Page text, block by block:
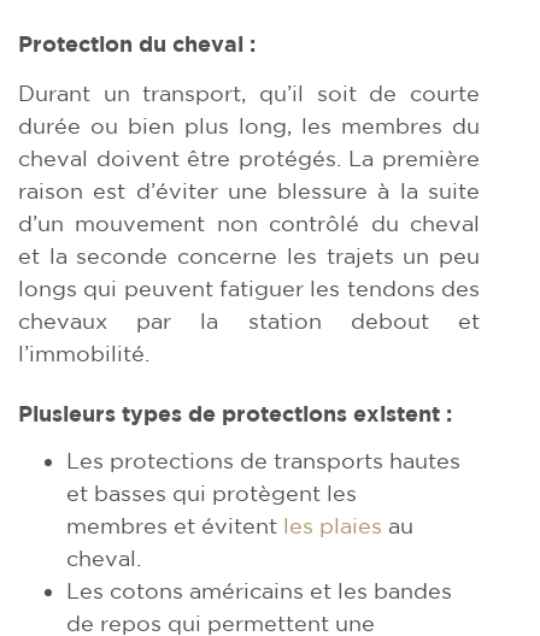
Protection du cheval :
Durant un transport, qu’il soit de courte
durée ou bien plus long, les membres du
cheval doivent être protégés. La première
raison est d’éviter une blessure à la suite
d’un mouvement non contrôlé du cheval
et la seconde concerne les trajets un peu
longs qui peuvent fatiguer les tendons des
chevaux par la station debout et
l’immobilité.
Plusieurs types de protections existent :
Les protections de transports hautes
et basses qui protègent les
membres et évitent les plaies au
cheval.
Les cotons américains et les bandes
de repos qui permettent une